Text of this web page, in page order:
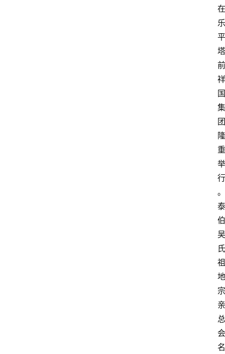
在
乐
平
塔
前
祥
国
集
团
隆
重
举
行
。
泰
伯
吴
氏
祖
地
宗
亲
总
会
名